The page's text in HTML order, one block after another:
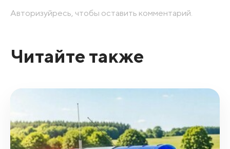
Авторизуйресь, чтобы оставить комментарий.
Читайте также